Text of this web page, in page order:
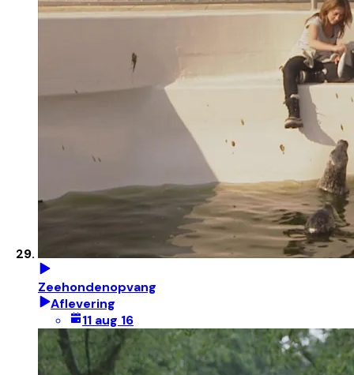
Zeehondenopvang
Aflevering
11 aug 16